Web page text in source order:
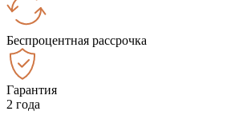
Беспроцентная рассрочка
Гарантия
2 года